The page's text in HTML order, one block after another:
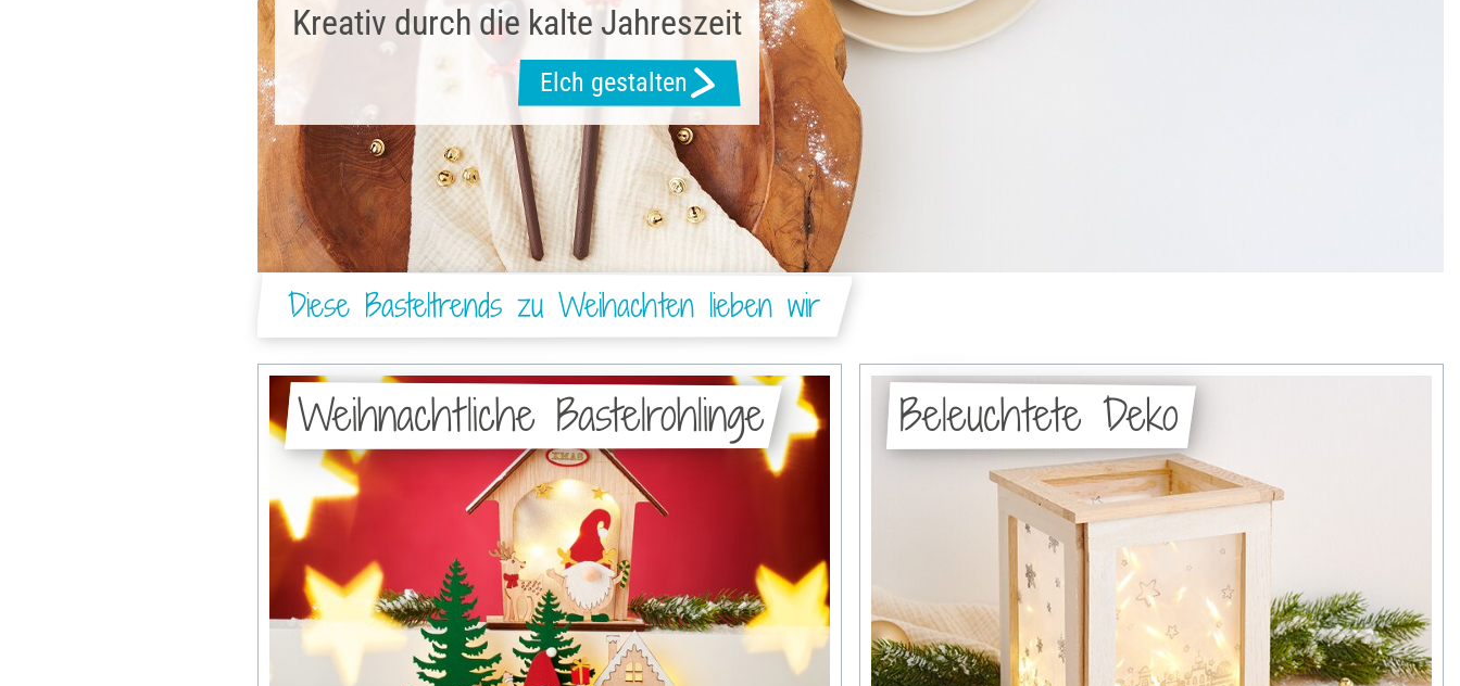
Kreativ durch die kalte Jahreszeit
Elch gestalten
Diese Basteltrends zu Weihachten lieben wir
Weihnachtliche Bastelrohlinge Beleuchtete Deko